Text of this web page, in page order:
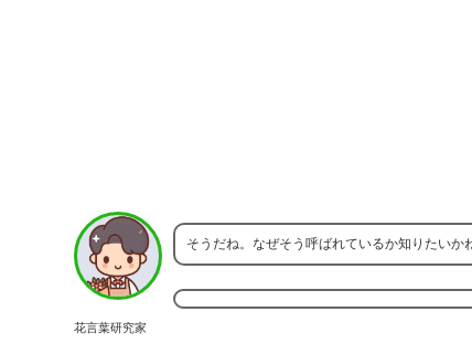
花言葉研究家
そうだね。なぜそう呼ばれているか知りたいか